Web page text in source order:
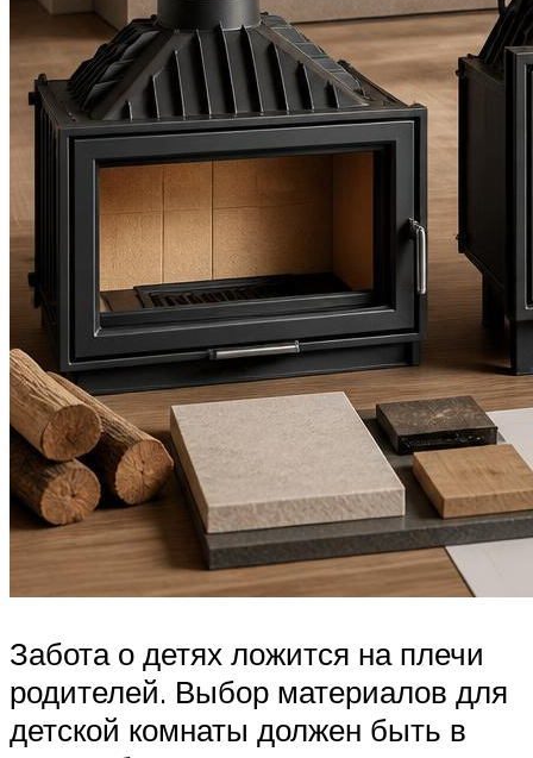
Забота о детях ложится на плечи
родителей. Выбор материалов для
детской комнаты должен быть в